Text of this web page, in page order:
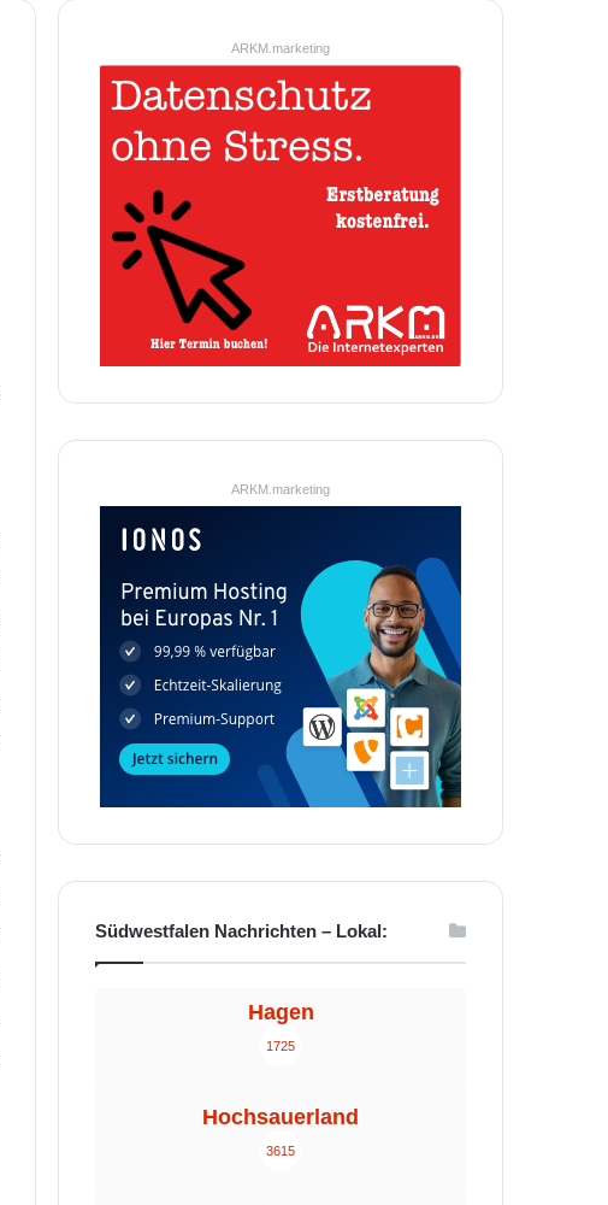
ARKM.marketing
ARKM.marketing
Südwestfalen Nachrichten – Lokal:
Hagen
1725
Hochsauerland
3615